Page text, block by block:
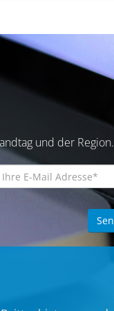
und der Region.